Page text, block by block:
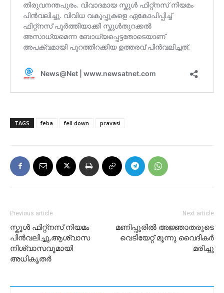
TAGS feba fell down pravasi
Previous article
സ്കൂൾ ഫിറ്റ്നസ് നിയമം
പിൻവലിച്ചു,ആശ്വാസ
നിശ്വാസവുമായി
അധികൃതര്‍
Next article
മണിപ്പൂരില്‍ അജ്ഞാതരുടെ
വെടിയേറ്റ് മൂന്നു വൈദികര്‍
മരിച്ചു